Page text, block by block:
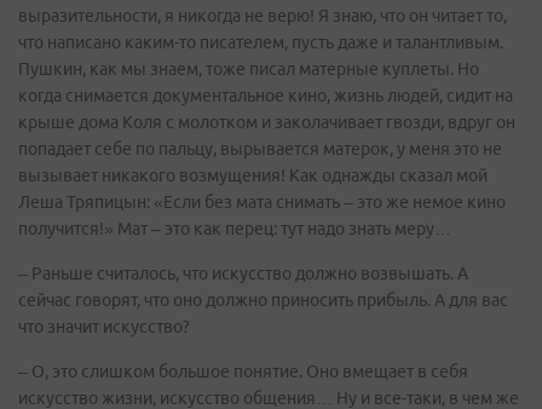
выразительности, я никогда не верю! Я знаю, что он читает то,
что написано каким-то писателем, пусть даже и талантливым.
Пушкин, как мы знаем, тоже писал матерные куплеты. Но
когда снимается документальное кино, жизнь людей, сидит на
крыше дома Коля с молотком и заколачивает гвозди, вдруг он
попадает себе по пальцу, вырывается матерок, у меня это не
вызывает никакого возмущения! Как однажды сказал мой
Леша Тряпицын: «Если без мата снимать – это же немое кино
получится!» Мат – это как перец: тут надо знать меру…
– Раньше считалось, что искусство должно возвышать. А
сейчас говорят, что оно должно приносить прибыль. А для вас
что значит искусство?
– О, это слишком большое понятие. Оно вмещает в себя
искусство жизни, искусство общения… Ну и все-таки, в чем же